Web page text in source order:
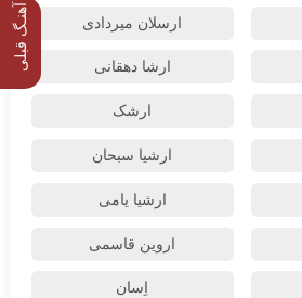
آهنـگ قبلی ارسلان میردادی
ارشا دهقانی
ارشک
ارشیا سبحان
ارشیا یامی
اروین قاسمی
اِسان